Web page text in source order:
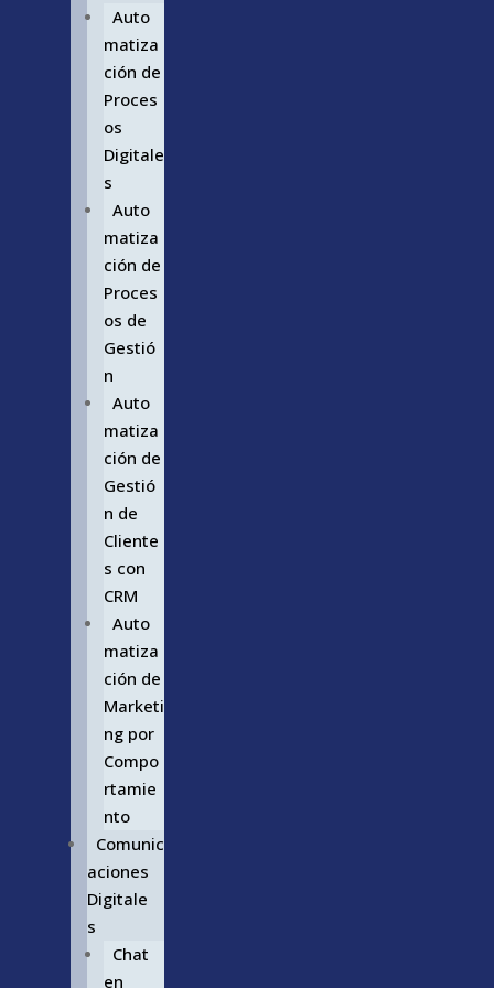
Auto
matiza
ción de
Proces
os
Digitale
s
Auto
matiza
ción de
Proces
os de
Gestió
n
Auto
matiza
ción de
Gestió
n de
Cliente
s con
CRM
Auto
matiza
ción de
Marketi
ng por
Compo
rtamie
nto
Comunic
aciones
Digitale
s
Chat
en